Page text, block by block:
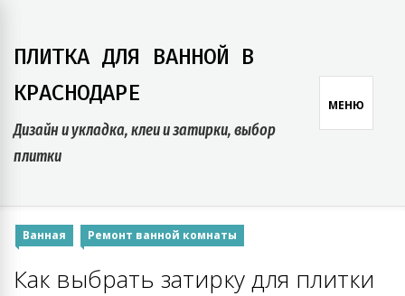
content
ПЛИТКА ДЛЯ ВАННОЙ В
КРАСНОДАРЕ
Дизайн и укладка, клеи и затирки, выбор
плитки
МЕНЮ
Ванная Ремонт ванной комнаты
Как выбрать затирку для плитки